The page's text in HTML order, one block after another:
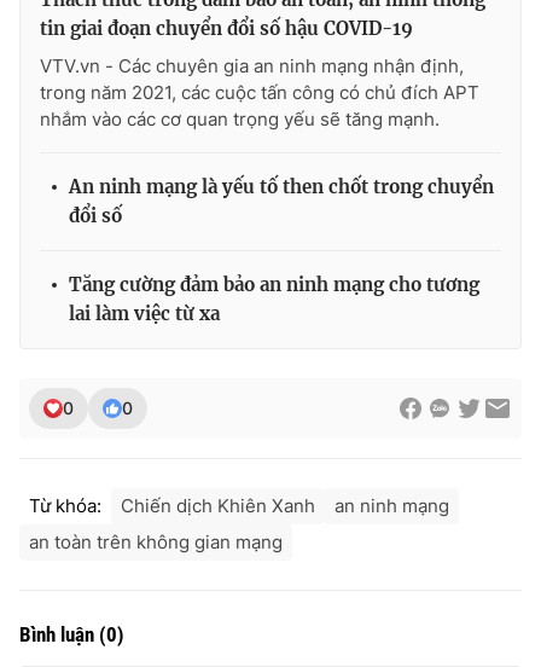
THỜI BÁO VTV
Cơ quan chủ quản:Đài Truyền hình Việt Nam
cấp ngày 29/12/2023
Tổng đài VTV:
024.38 355 931 - 024.38 355 932
Ðiện thoại Thời báo VTV:024.66 897 897
Liên hệ quảng cáo:
tin giai đoạn chuyển đổi số hậu COVID-19
VTV.vn - Các chuyên gia an ninh mạng nhận định,
trong năm 2021, các cuộc tấn công có chủ đích APT
nhắm vào các cơ quan trọng yếu sẽ tăng mạnh.
An ninh mạng là yếu tố then chốt trong chuyển
đổi số
Tăng cường đảm bảo an ninh mạng cho tương
lai làm việc từ xa
0 0
Từ khóa: Chiến dịch Khiên Xanh
an ninh mạng
an toàn trên không gian mạng
Bình luận (0)